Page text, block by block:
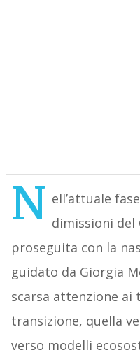
N ell’attuale
dimissioni del
proseguita con la
guidato da Giorgia
scarsa attenzione
transizione, quella
verso modelli